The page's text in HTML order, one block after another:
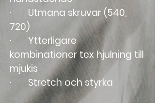
· Utmana skruvar (540,
720)
· Ytterligare
kombinationer tex hjulning till
mjukis
· Stretch och styrka